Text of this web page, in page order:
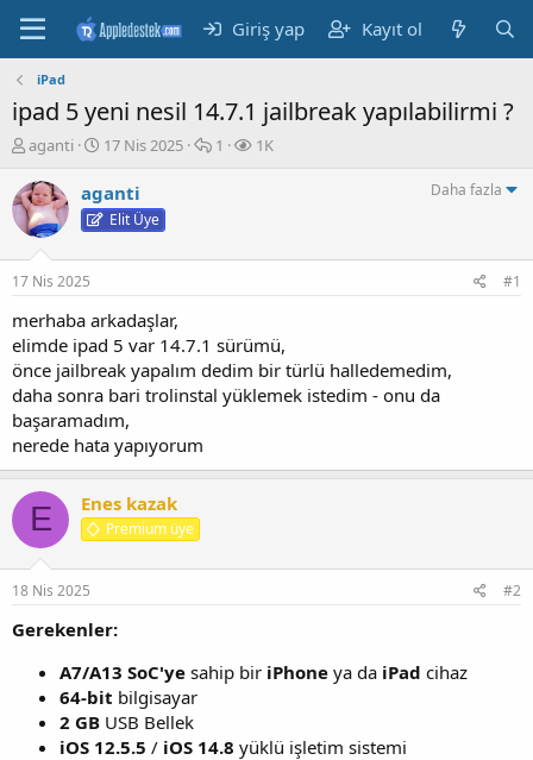
Giriş yap Kayıt ol
iPad
ipad 5 yeni nesil 14.7.1 jailbreak yapılabilirmi ?
K
n
b
u
u
b
a
ş
l
a
t
a
n
aganti
B
ş
l
a
ç
t
a
r
i
h
i
17 Nis 2025
M1
G
e
1K
aganti
Elit Üye
Daha fazla
17 Nis 2025 #1
merhaba arkadaşlar,
elimde ipad 5 var 14.7.1 sürümü,
önce jailbreak yapalım dedim bir türlü halledemedim,
daha sonra bari trolinstal yüklemek istedim - onu da
başaramadım,
nerede hata yapıyorum
E Enes kazak
Premium üye
18 Nis 2025 #2
Gerekenler:
A7/A13 SoC'ye sahip bir iPhone ya da iPad cihaz
64-bit bilgisayar
2 GB USB Bellek
iOS 12.5.5 / iOS 14.8 yüklü işletim sistemi